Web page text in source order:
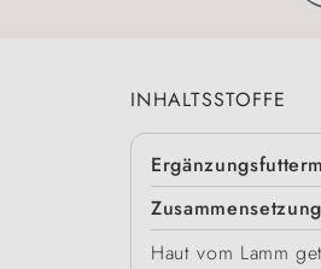
INHALTSSTOFFE
Zusammensetzung
Haut vom Lamm